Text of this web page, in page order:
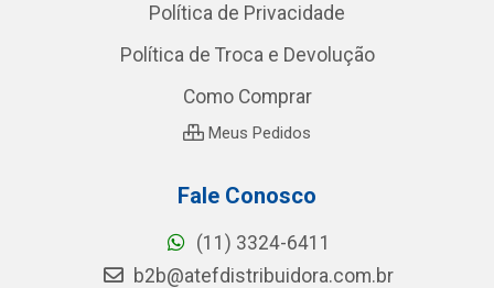
Política de Privacidade
Política de Troca e Devolução
Como Comprar
Meus Pedidos
Fale Conosco
(11) 3324-6411
b2b@atefdistribuidora.com.br